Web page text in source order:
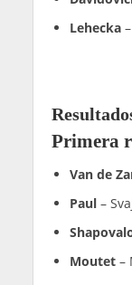
Lehecka–
Primera
Van de
Paul–
Moutet–